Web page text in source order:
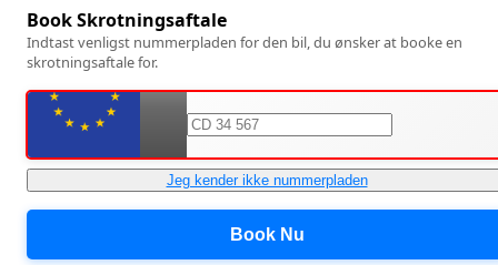
Book Skrotningsaftale
Indtast venligst nummerpladen for den bil, du ønsker at booke en
skrotningsaftale for.
Jeg kender ikke nummerpladen
Book Nu